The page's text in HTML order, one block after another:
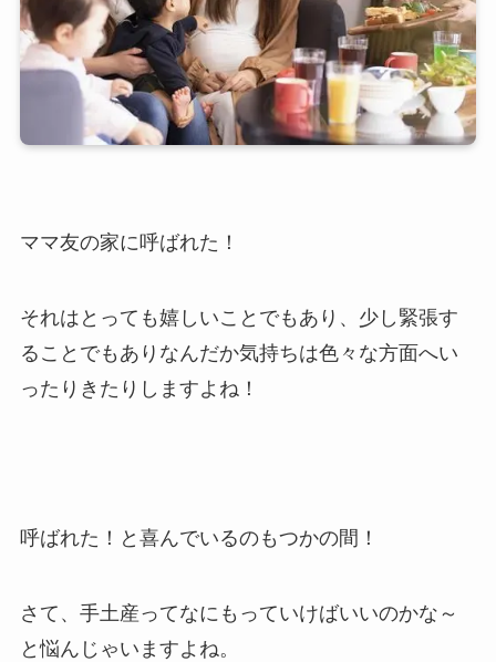
ママ友の家に呼ばれた！
それはとっても嬉しいことでもあり、少し緊張す
ることでもありなんだか気持ちは色々な方面へい
ったりきたりしますよね！
呼ばれた！と喜んでいるのもつかの間！
さて、手土産ってなにもっていけばいいのかな～
と悩んじゃいますよね。